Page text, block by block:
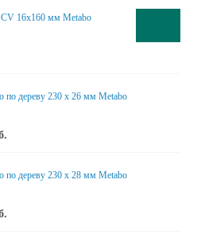
CV 16x160 мм Metabo
по дереву 230 х 26 мм Metabo
по дереву 230 х 28 мм Metabo